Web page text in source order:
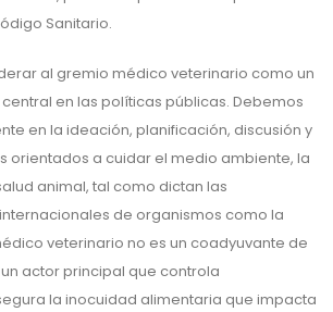
Sanitario.
al gremio médico veterinario como un
en las políticas públicas. Debemos
en la ideación, planificación, discusión y
orientados a cuidar el medio ambiente, la
animal, tal como dictan las
de organismos como la
veterinario no es un coadyuvante de
actor principal que controla
la inocuidad alimentaria que impacta